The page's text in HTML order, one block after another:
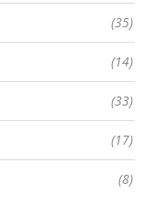
(35)
(14)
(33)
(17)
(8)